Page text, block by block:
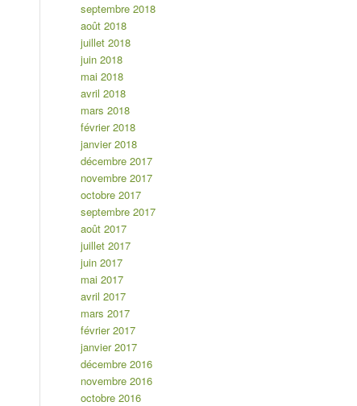
septembre 2018
août 2018
juillet 2018
juin 2018
mai 2018
avril 2018
mars 2018
février 2018
janvier 2018
décembre 2017
novembre 2017
octobre 2017
septembre 2017
août 2017
juillet 2017
juin 2017
mai 2017
avril 2017
mars 2017
février 2017
janvier 2017
décembre 2016
novembre 2016
octobre 2016